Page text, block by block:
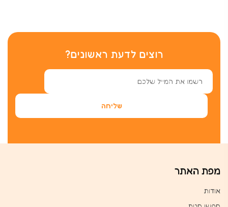
רוצים לדעת ראשונים?
מפת האתר
אודות